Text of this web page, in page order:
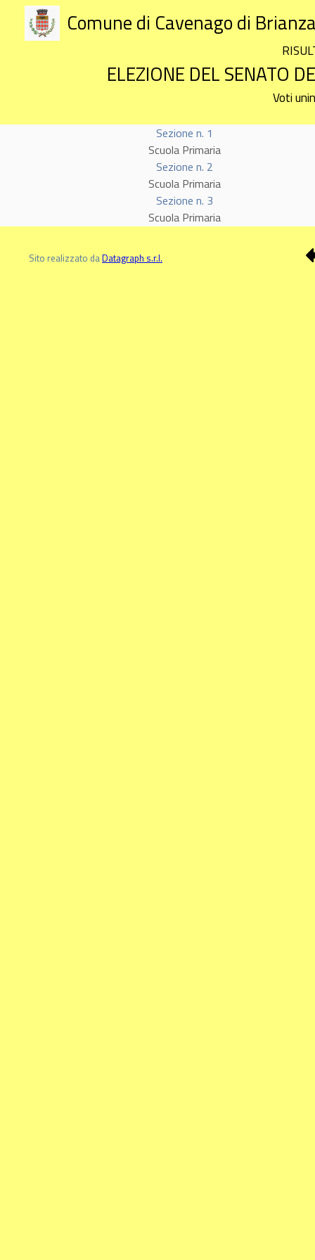
Comune di Cavenago di
ELEZIONE DEL SENATO
Voti
Sezione n. 1
Scuola Primaria
Sezione n. 2
Scuola Primaria
Sezione n. 3
Scuola Primaria
Sito realizzato daDatagraph s.r.l.